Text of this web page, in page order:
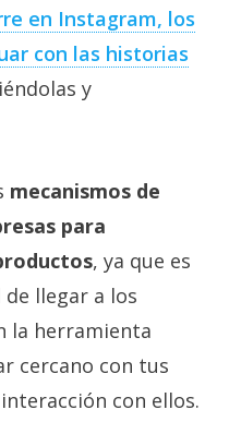
en Instagram, los
con las historias
y
mecanismos de
para
, ya que es
llegar a los
la herramienta
cercano con tus
con ellos.